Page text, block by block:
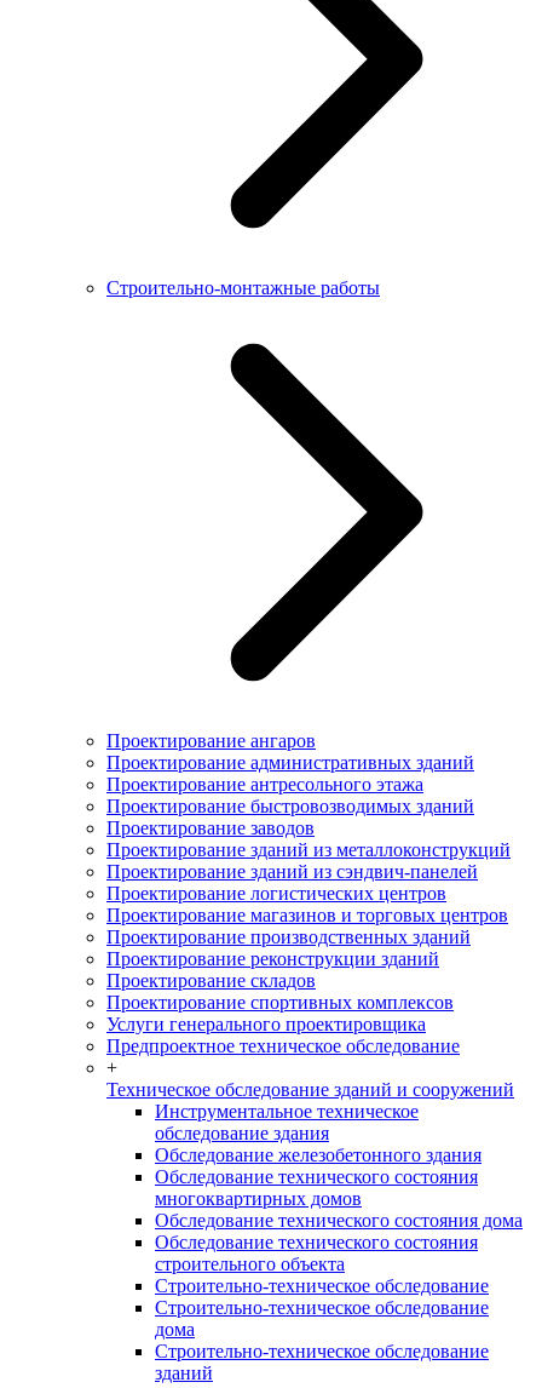
Строительно-монтажные работы
Проектирование ангаров
Проектирование административных зданий
Проектирование антресольного этажа
Проектирование быстровозводимых зданий
Проектирование заводов
Проектирование зданий из металлоконструкций
Проектирование зданий из сэндвич-панелей
Проектирование логистических центров
Проектирование магазинов и торговых центров
Проектирование производственных зданий
Проектирование реконструкции зданий
Проектирование складов
Проектирование спортивных комплексов
Услуги генерального проектировщика
Предпроектное техническое обследование
+
Техническое обследование зданий и сооружений
Инструментальное техническое
обследование здания
Обследование железобетонного здания
Обследование технического состояния
многоквартирных домов
Обследование технического состояния дома
Обследование технического состояния
строительного объекта
Строительно-техническое обследование
Строительно-техническое обследование
дома
Строительно-техническое обследование
зданий